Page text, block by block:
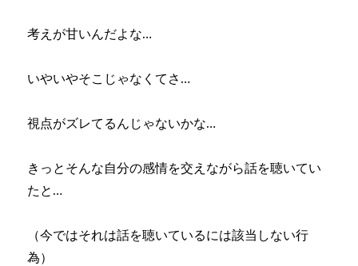
考えが甘いんだよな…
いやいやそこじゃなくてさ…
視点がズレてるんじゃないかな…
きっとそんな自分の感情を交えながら話を聴いてい
たと…
（今ではそれは話を聴いているには該当しない行
為）